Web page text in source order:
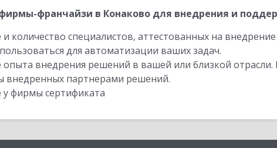
франчайзи в Конаково для внедрения и
и количество специалистов, аттестованных на
для автоматизации ваших задач.
опыта внедрения решений в вашей или близкой
внедренных партнерами решений.
у фирмы сертификата